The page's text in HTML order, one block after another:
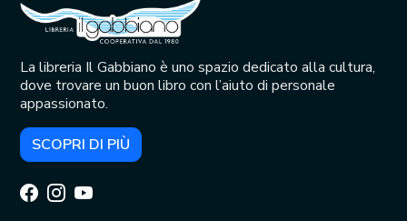
La libreria Il Gabbiano è uno spazio dedicato alla cultura,
dove trovare un buon libro con l’aiuto di personale
appassionato.
SCOPRI DI PIÙ